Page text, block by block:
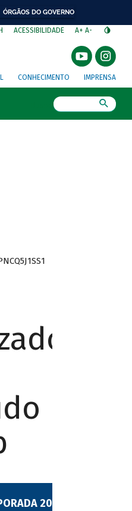
ÓRGÃOS DO GOVERNO
ACESSIBILIDADE A+ A-
CONHECIMENTO IMPRENSA
2025